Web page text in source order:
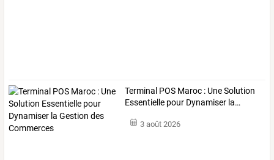
Terminal POS Maroc : UneSolution
Essentielle pour Dynamiser la…
3 août 2026